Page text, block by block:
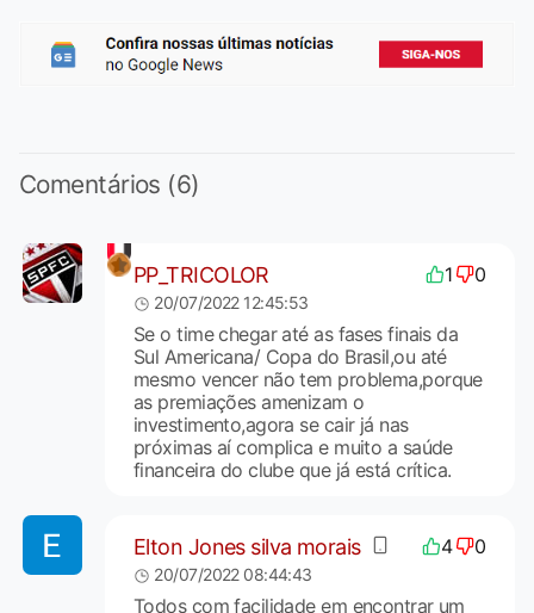
Comentários (6)
PP_TRICOLOR 1 0
20/07/2022 12:45:53
Se o time chegar até as fases finais da
Sul Americana/ Copa do Brasil,ou até
mesmo vencer não tem problema,porque
as premiações amenizam o
investimento,agora se cair já nas
próximas aí complica e muito a saúde
financeira do clube que já está crítica.
Elton Jones silva morais 4 0
20/07/2022 08:44:43
Todos com facilidade em encontrar um